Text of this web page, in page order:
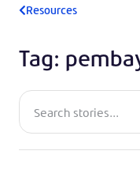
Resources
Tag: